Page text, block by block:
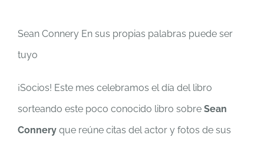
Sean Connery En sus propias palabras puede ser
tuyo
¡Socios! Este mes celebramos el día del libro
sorteando este poco conocido libro sobre Sean
Connery que reúne citas del actor y fotos de sus